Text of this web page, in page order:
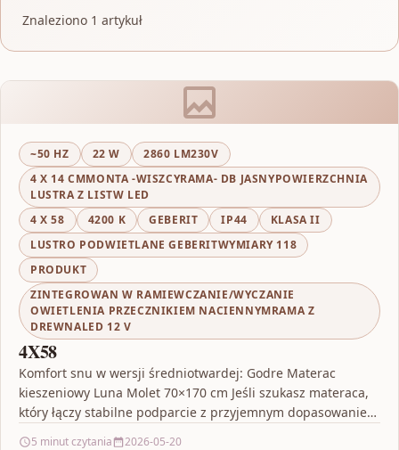
Znaleziono 1 artykuł
~50 HZ 22 W
2860 LM230V
4 X 14 CMMONTA -WISZCYRAMA- DB JASNYPOWIERZCHNIA
LUSTRA Z LISTW LED
4 X 58
4200 K GEBERIT IP44
KLASA II
LUSTRO PODWIETLANE GEBERITWYMIARY 118
PRODUKT
ZINTEGROWAN W RAMIEWCZANIE/WYCZANIE
OWIETLENIA PRZECZNIKIEM NACIENNYMRAMA Z
DREWNALED 12 V
4X58
Komfort snu w wersji średniotwardej: Godre Materac
kieszeniowy Luna Molet 70×170 cm Jeśli szukasz materaca,
który łączy stabilne podparcie z przyjemnym dopasowaniem
5 minut czytania 2026-05-20